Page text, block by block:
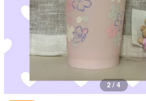
2 / 4